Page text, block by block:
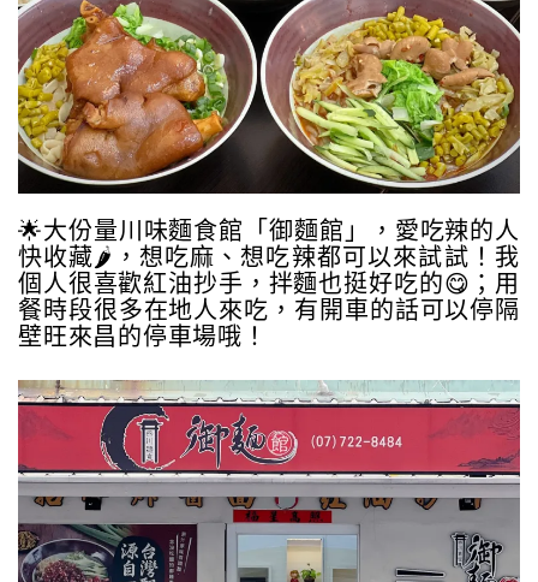
🌟大份量川味麵食館「御麵館」，愛吃辣的人
快收藏🌶️，想吃麻、想吃辣都可以來試試！我
個人很喜歡紅油抄手，拌麵也挺好吃的😋；用
餐時段很多在地人來吃，有開車的話可以停隔
壁旺來昌的停車場哦！